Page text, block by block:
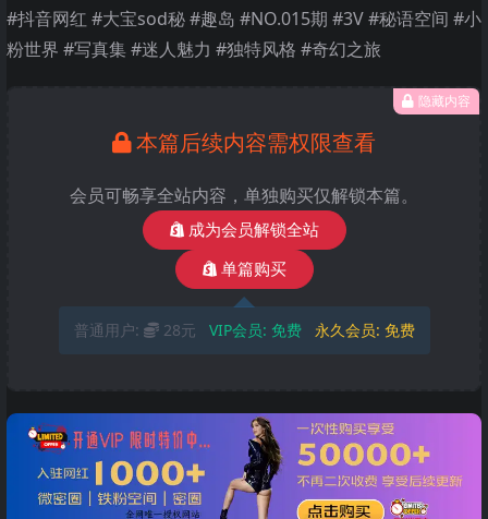
#抖音网红 #大宝sod秘 #趣岛 #NO.015期 #3V #秘语空间 #小
粉世界 #写真集 #迷人魅力 #独特风格 #奇幻之旅
隐藏内容
本篇后续内容需权限查看
会员可畅享全站内容，单独购买仅解锁本篇。
成为会员解锁全站
单篇购买
普通用户: 28元 VIP会员: 免费 永久会员: 免费